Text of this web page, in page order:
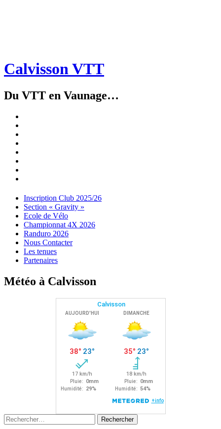
Calvisson VTT
Du VTT en Vaunage…
Menu
Widgets
Recherche
Aller
contenu
Inscription Club 2025/26
Section « Gravity »
Ecole de Vélo
Championnat 4X 2026
Randuro 2026
Nous Contacter
Les tenues
Partenaires
Météo à Calvisson
Rechercher :